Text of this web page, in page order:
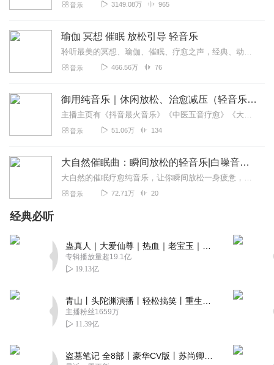
音乐 3149.08万 965
瑜伽 冥想 催眠 放松引导 轻音乐
聆听最美的冥想、瑜伽、催眠、疗愈之声，经典、动听、唯美、天籁、世纪典藏，解压放松、舒缓情绪焦虑、疗愈心灵。为你创造平和、愉悦、理性、高效的大脑环境，带你进入一...
音乐 466.56万 76
御用纯音乐｜休闲放松、治愈减压（轻音乐）
主播主页有《抖音最火音乐》《中医五音疗愈》《大自然白噪音深度催眠曲》《80、90经典华语老歌》以及各种《静心睡眠音乐专辑〉期待您的聆听！还可以加入主播XiMi会...
音乐 51.06万 134
大自然催眠曲：瞬间放松的轻音乐|白噪音颂钵失眠焦虑
大自然的催眠疗愈纯音乐，让你瞬间放松一身疲惫，给大脑一个顶级SPA，进去深度睡眠状态，缓解压力抑郁，摆脱焦虑情绪本专辑涵盖雨声、热带雨林、海岸、峡谷、沼泽地、鸟...
音乐 72.71万 20
经典必听
专辑播放量超19.1亿
19.13亿
主播粉丝1659万
11.39亿